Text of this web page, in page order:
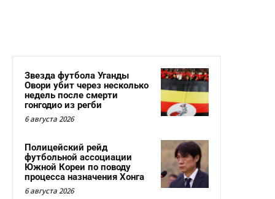
Звезда футбола Уганды
Овори убит через несколько
недель после смерти
гонгодио из регби
6 августа 2026
Полицейский рейд
футбольной ассоциации
Южной Кореи по поводу
процесса назначения Хонга
6 августа 2026